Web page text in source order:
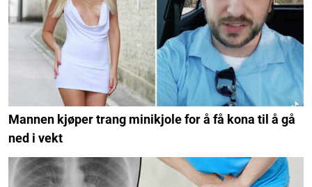
Mannen kjøper trang minikjole for å få kona til å gå
ned i vekt